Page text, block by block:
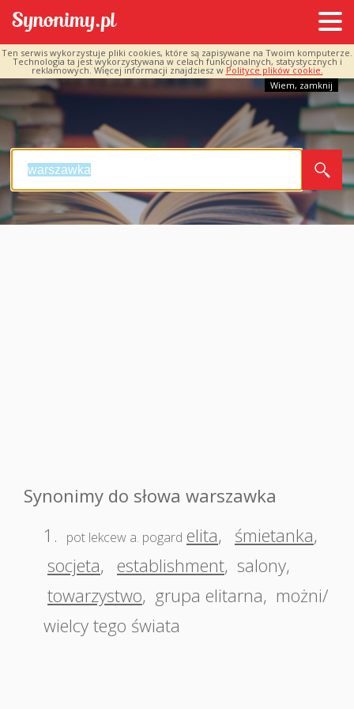
Ten serwis wykorzystuje pliki cookies, które są zapisywane na Twoim komputerze.
Technologia ta jest wykorzystywana w celach funkcjonalnych, statystycznych i
reklamowych. Więcej informacji znajdziesz w Polityce plików cookie.
Wiem, zamknij
Synonimy do słowa warszawka
1.
pot lekcew a. pogard elita, śmietanka,
socjeta, establishment, salony,
towarzystwo, grupa elitarna, możni/
wielcy tego świata